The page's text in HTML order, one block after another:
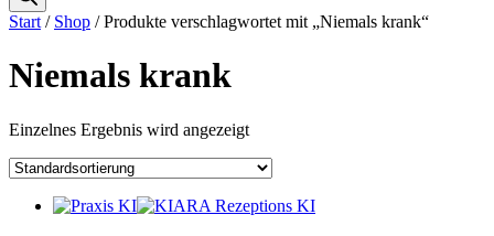
Start / Shop / Produkte verschlagwortet mit „Niemals krank“
Niemals krank
Einzelnes Ergebnis wird angezeigt